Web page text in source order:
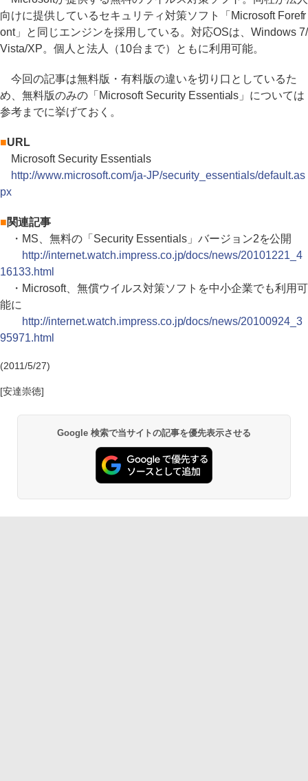
向けに提供しているセキュリティ対策ソフト「Microsoft Forefr
ont」と同じエンジンを採用している。対応OSは、Windows 7/
Vista/XP。個人と法人（10台まで）ともに利用可能。
今回の記事は無料版・有料版の違いを切り口としているた
め、無料版のみの「Microsoft Security Essentials」については
参考までに挙げておく。
■URL
Microsoft Security Essentials
http://www.microsoft.com/ja-JP/security_essentials/default.as
px
■関連記事
・MS、無料の「Security Essentials」バージョン2を公開
http://internet.watch.impress.co.jp/docs/news/20101221_4
16133.html
・Microsoft、無償ウイルス対策ソフトを中小企業でも利用可
能に
http://internet.watch.impress.co.jp/docs/news/20100924_3
95971.html
(2011/5/27)
[安達崇徳]
Google 検索で当サイトの記事を優先表示させる